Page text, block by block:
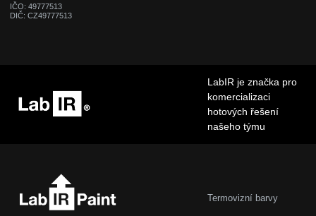
IČO: 49777513
DIČ: CZ49777513
LabIR je značka pro
komercializaci
hotových řešení
našeho týmu
Termovizní barvy